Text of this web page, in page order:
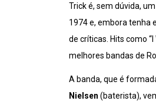
Trick é, sem dúvida,
1974 e, embora tenha
de críticas. Hits como
melhores bandas de
A banda, que é
Nielsen (baterista),